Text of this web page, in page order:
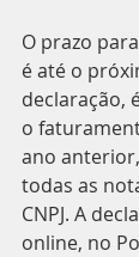
O prazo
é até o
declaração,
o
ano
todas as
CNPJ. A
online, no